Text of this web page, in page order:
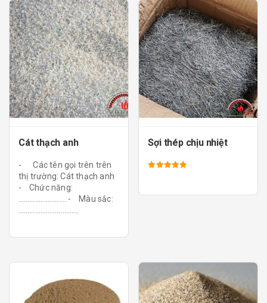
Cát thạch anh
- Các tên gọi trên trên
thị trường: Cát thạch anh
- Chức năng:
…………………….. - Màu sắc:
Sợi thép chịu nhiệt
5 sao